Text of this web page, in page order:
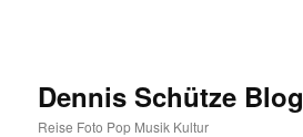
Dennis Schütze Blog
Reise Foto Pop Musik Kultur